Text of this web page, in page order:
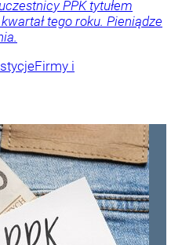
PPK tytułem
tego roku. Pieniądze
Firmy i